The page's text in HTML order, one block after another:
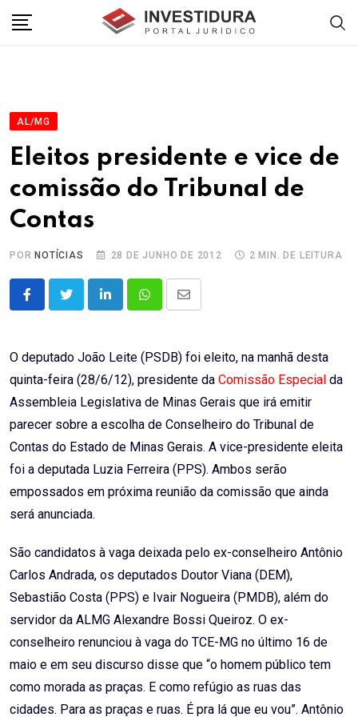
AL/MG
Eleitos presidente e vice de
comissão do Tribunal de
Contas
POR NOTÍCIAS 28 DE JUNHO DE 2012 2 MIN. DE LEITURA
LinkedInWhatsappShare
Email
O deputado João Leite (PSDB) foi eleito, na manhã desta
quinta-feira (28/6/12), presidente da Comissão Especial da
Assembleia Legislativa de Minas Gerais que irá emitir
parecer sobre a escolha de Conselheiro do Tribunal de
Contas do Estado de Minas Gerais. A vice-presidente eleita
foi a deputada Luzia Ferreira (PPS). Ambos serão
empossados em próxima reunião da comissão que ainda
será anunciada.
São candidatos à vaga deixada pelo ex-conselheiro Antônio
Carlos Andrada, os deputados Doutor Viana (DEM),
Sebastião Costa (PPS) e Ivair Nogueira (PMDB), além do
servidor da ALMG Alexandre Bossi Queiroz. O ex-
conselheiro renunciou à vaga do TCE-MG no último 16 de
maio e em seu discurso disse que “o homem público tem
como morada as praças. E como refúgio as ruas das
cidades. Para as praças e ruas. É pra lá que eu vou”. Antônio